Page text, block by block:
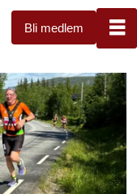
Bli medlem